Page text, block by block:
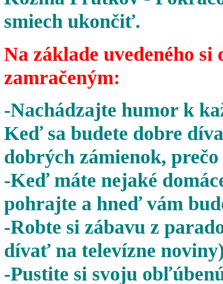
smiech ukončiť.
Na základe uvedeného
zamračeným:
-Nachádzajte humor k
Keď sa budete dobre
dobrých zámienok,
-Keď máte nejaké
pohrajte a hneď vám
-Robte si zábavu z
dívať na televízne
-Pustite si svoju